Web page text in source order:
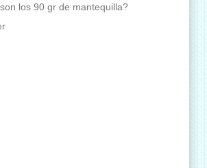
los 90 gr de mantequilla?